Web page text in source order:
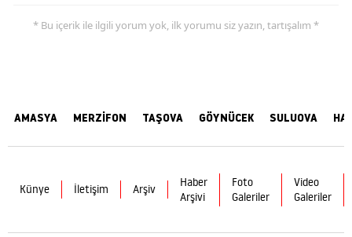
* Bu içerik ile ilgili yorum yok, ilk yorumu siz yazın, tartışalım *
AMASYA MERZİFON TAŞOVA GÖYNÜCEK SULUOVA
Künye İletişim Arşiv
Haber
Arşivi
Foto
Galeriler
Video
Galeriler